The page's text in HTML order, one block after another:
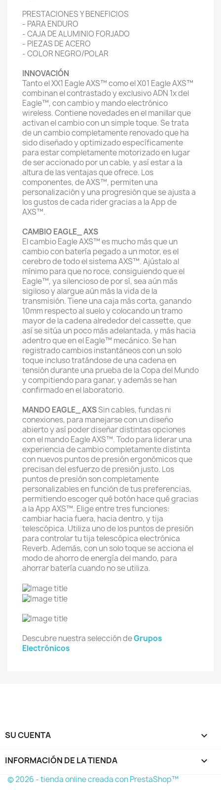
PRESTACIONES Y BENEFICIOS
- PARA ENDURO
- CAJA DE ALUMINIO FORJADO
- PIEZAS DE ACERO
- COLOR NEGRO/POLAR
INNOVACIÓN
Tanto el XX1 Eagle AXS™ como el X01 Eagle AXS™
combinan el contrastado y exclusivo ADN 1x del
Eagle™, con cambio y mando electrónico
wireless. Contiene novedades en el manillar que
activan el cambio con un simple toque. Se trata
de un cambio completamente renovado que ha
sido diseñado y optimizado específicamente
para estar completamente motorizado en lugar
de ser accionado por un cable, y así estar a la
altura de las ventajas que ofrece. Los
componentes, de AXS™, permiten una
personalización y una progresión que se ajusta a
los gustos de cada rider gracias a la App de
AXS™.
CAMBIO EAGLE_ AXS
El cambio Eagle AXS™ es mucho más que un
cambio con batería pegado a un motor, es el
cerebro de todo el sistema AXS™. Ajústalo al
mínimo para que no roce, consiguiendo que el
Eagle™, ya silencioso de por sí, sea aún más
sigiloso y alargue aún más la vida de la
transmisión. Tiene una caja más corta, ganando
10mm respecto al suelo y colocando un tramo
mayor de la cadena alrededor del cassette, que
así se sitúa un poco más adelantada, y más hacia
adentro que en el Eagle™ mecánico. Se han
registrado cambios instantáneos con un solo
toque incluso tratándose de una cadena en
tensión durante una prueba de la Copa del Mundo
y compitiendo para ganar, y además se han
confirmado en el laboratorio.
MANDO EAGLE_ AXSSin cables, fundas ni
conexiones, para manejarse con un diseño
abierto y así poder diseñar distintas opciones
con el mando Eagle AXS™. Todo para liderar una
experiencia de cambio completamente distinta
con nuevos puntos de presión ergonómicos que
precisan del esfuerzo de presión justo. Los
puntos de presión son completamente
personalizables en función de tus preferencias,
permitiendo escoger qué botón hace qué gracias
a la App AXS™. Elige entre tres funciones:
cambiar hacia fuera, hacia dentro, y tija
telescópica. Utiliza uno de los puntos de presión
para controlar tu tija telescópica electrónica
Reverb. Además, con un solo toque se acciona el
modo de ahorro de energía del mando, para
ahorrar batería cuando no se utiliza.
Descubre nuestra selección deGrupos
Electrónicos
SU CUENTA 
INFORMACIÓN DE LA TIENDA keyboard_arrow_down
© 2026 - tienda online creada con PrestaShop™